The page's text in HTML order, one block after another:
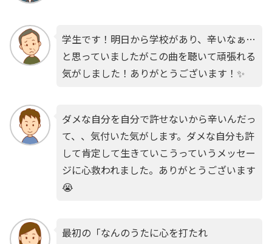
学生です！明日から学校があり、辛いなぁ…
と思っていましたがこの曲を聴いて頑張れる
気がしました！ありがとうございます！✨
ダメな自分を自分で許せないから辛いんだっ
て、、気付いた気がします。ダメな自分も許
して肯定して生きていこうっていうメッセー
ジに心救われました。ありがとうございます
😭
最初の「なんのうたに心を打たれ